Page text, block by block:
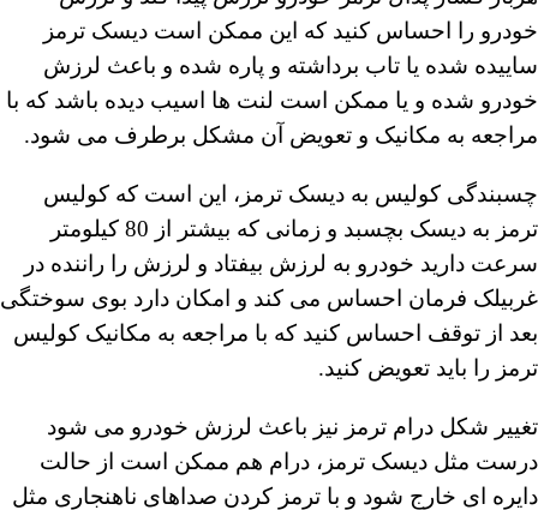
خودرو را احساس کنید که این ممکن است دیسک ترمز
ساییده شده یا تاب برداشته و پاره شده و باعث لرزش
خودرو شده و یا ممکن است لنت ها اسیب دیده باشد که با
مراجعه به مکانیک و تعویض آن مشکل برطرف می شود.
چسبندگی کولیس به دیسک ترمز، این است که کولیس
ترمز به دیسک بچسبد و زمانی که بیشتر از 80 کیلومتر
سرعت دارید خودرو به لرزش بیفتاد و لرزش را راننده در
غربیلک فرمان احساس می کند و امکان دارد بوی سوختگی
بعد از توقف احساس کنید که با مراجعه به مکانیک کولیس
ترمز را باید تعویض کنید.
تغییر شکل درام ترمز نیز باعث لرزش خودرو می شود
درست مثل دیسک ترمز، درام هم ممکن است از حالت
دایره ای خارج شود و با ترمز کردن صداهای ناهنجاری مثل